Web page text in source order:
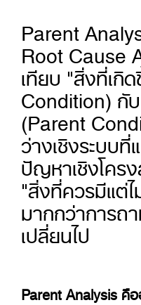
Parent
Root Cause
เทียบ "สิ่งที่เกิ
Condition) กั
(Parent
ว่างเชิงระบบ
ปัญหาเชิงโคร
"สิ่งที่ควรมีแต่ไ
มากกว่าการถ
เปลี่ยนไป
Parent Analysis คือ